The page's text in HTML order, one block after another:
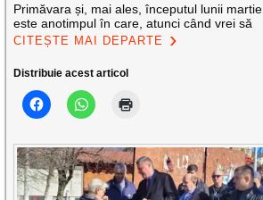
Primăvara și, mai ales, începutul lunii martie,
este anotimpul în care, atunci când vrei să
CITEȘTE MAI DEPARTE
Distribuie acest articol